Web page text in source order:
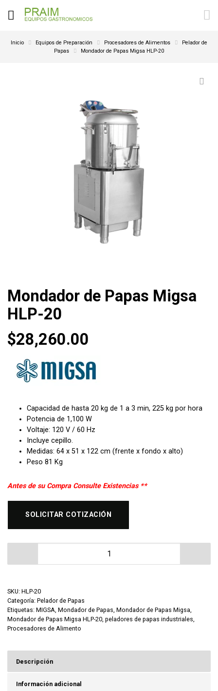
Inicio Equipos de Preparación Procesadores de Alimentos
Pelador de
Papas
Mondador de Papas Migsa HLP-20
Mondador de Papas Migsa
HLP-20
$28,260.00
Capacidad de hasta 20 kg de 1 a 3 min, 225 kg por hora
Potencia de 1,100 W
Voltaje: 120 V / 60 Hz
Incluye cepillo.
Medidas: 64 x 51 x 122 cm (frente x fondo x alto)
Peso 81 Kg
Antes de su Compra Consulte Existencias **
SOLICITAR COTIZACIÓN
Mondador de Papas Migsa HLP-20 cantidad
SKU: HLP-20
Categoría: Pelador de Papas
Etiquetas: MIGSA, Mondador de Papas, Mondador de Papas Migsa,
Mondador de Papas Migsa HLP-20, peladores de papas industriales,
Procesadores de Alimento
Descripción
Información adicional